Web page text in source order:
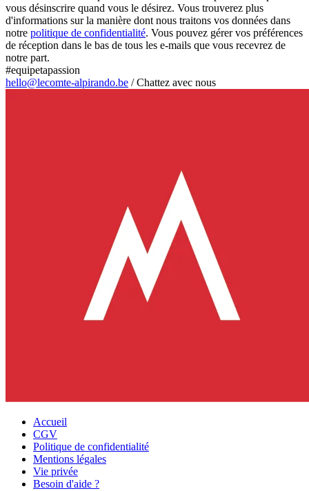
vous désinscrire quand vous le désirez. Vous trouverez plus
d'informations sur la manière dont nous traitons vos données dans
notre politique de confidentialité. Vous pouvez gérer vos préférences
de réception dans le bas de tous les e-mails que vous recevrez de
notre part.
#equipetapassion
hello@lecomte-alpirando.be /Chattez avec nous
Accueil
CGV
Politique de confidentialité
Mentions légales
Vie privée
Besoin d'aide ?